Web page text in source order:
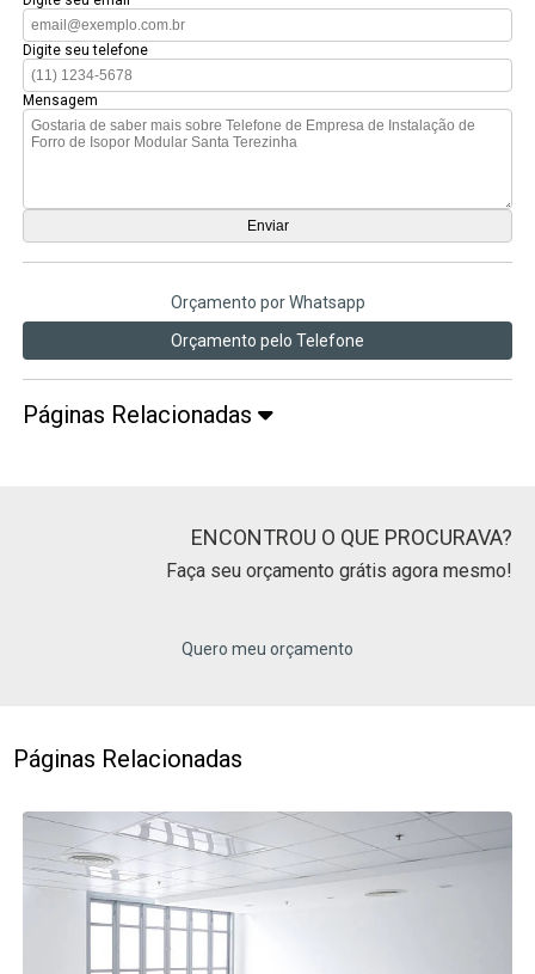
Digite seu telefone
Mensagem
Orçamento por Whatsapp
Orçamento pelo Telefone
Páginas Relacionadas
ENCONTROU O QUE PROCURAVA?
Faça seu orçamento grátis agora mesmo!
Quero meu orçamento
Páginas Relacionadas